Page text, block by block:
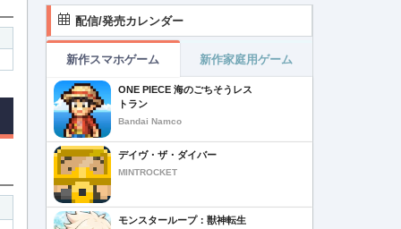
配信/発売カレンダー
新作スマホゲーム 新作家庭用ゲーム
ONE PIECE 海のごちそうレス
トラン
Bandai Namco
デイヴ・ザ・ダイバー
MINTROCKET
モンスターループ：獣神転生